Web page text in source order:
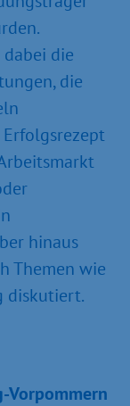
die
die
hinaus
Themen wie
diskutiert.
Vorpommern